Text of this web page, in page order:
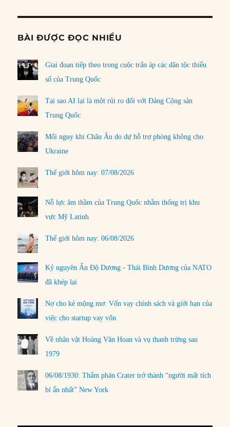
BÀI ĐƯỢC ĐỌC NHIỀU
Giai đoạn tiếp theo trong cuộc trấn áp các dân tộc thiểu
số của Trung Quốc
Tại sao AI lại là một rủi ro đối với Đảng Cộng sản
Trung Quốc
Mối nguy khi Châu Âu do dự hỗ trợ phòng không cho
Ukraine
Thế giới hôm nay: 07/08/2026
Nỗ lực âm thầm của Trung Quốc nhằm thống trị khu
vực Mỹ Latinh
Thế giới hôm nay: 06/08/2026
Kỷ nguyên Ấn Độ Dương - Thái Bình Dương của NATO
đã khép lại
Nợ cho kẻ mộng mơ: Vốn vay chính sách và giới hạn của
việc cho startup vay vốn
Về nhân vật Hoàng Văn Hoan và vụ thanh trừng sau
1979
06/08/1930: Thẩm phán Crater trở thành “người mất tích
bí ẩn nhất” New York